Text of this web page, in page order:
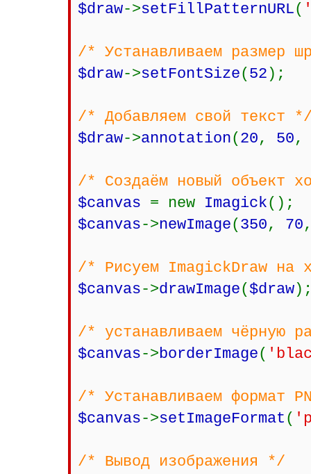
$draw->setFillPatternURL(
/* Устанавливаем размер
$draw->setFontSize( 52 );
/* Добавляем свой текст
$draw->annotation( 20, 50
/* Создаём новый объект
$canvas = new Imagick();
$canvas->newImage( 350, 70
/* Рисуем ImagickDraw на
$canvas->drawImage($draw
/* устанавливаем чёрную
$canvas->borderImage(
/* Устанавливаем формат
$canvas->setImageFormat (
/* Вывод изображения */